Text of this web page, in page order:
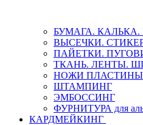
БУМАГА.
ВЫСЕЧКИ.
ПАЙЕТКИ.
ТКАНЬ. ЛЕНТЫ.
НОЖИ ПЛАСТИНЫ
ШТАМПИНГ
ЭМБОССИНГ
ФУРНИТУРА для
КАРДМЕЙКИНГ